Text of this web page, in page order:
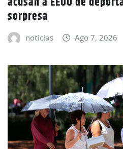
sorpresa
noticias Ago 7, 2026